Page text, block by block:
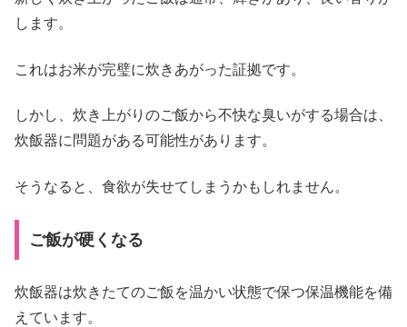
します。
これはお米が完璧に炊きあがった証拠です。
しかし、炊き上がりのご飯から不快な臭いがする場合は、
炊飯器に問題がある可能性があります。
そうなると、食欲が失せてしまうかもしれません。
ご飯が硬くなる
炊飯器は炊きたてのご飯を温かい状態で保つ保温機能を備
えています。